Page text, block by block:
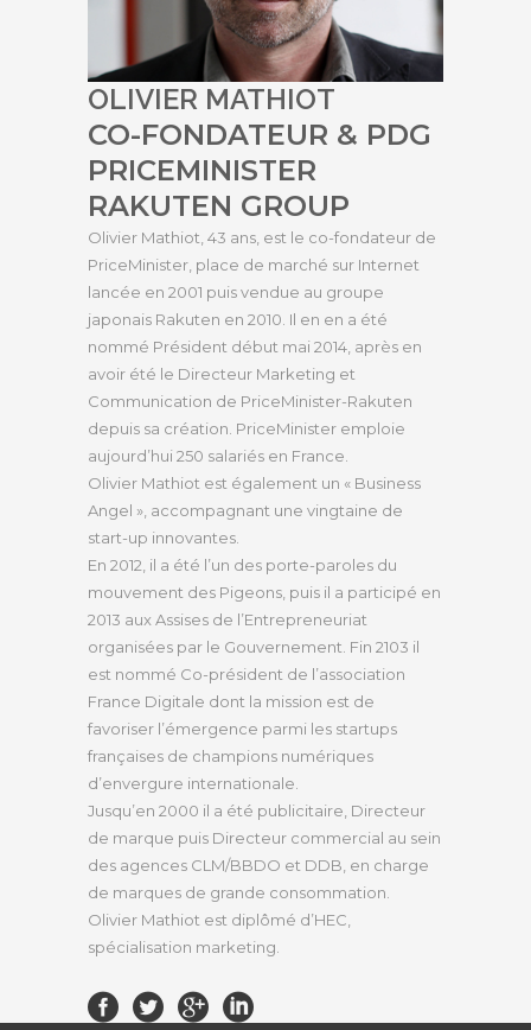
OLIVIER MATHIOT
CO-FONDATEUR & PDG
PRICEMINISTER
RAKUTEN GROUP
Olivier Mathiot, 43 ans, est le co-fondateur de
PriceMinister, place de marché sur Internet
lancée en 2001 puis vendue au groupe
japonais Rakuten en 2010. Il en en a été
nommé Président début mai 2014, après en
avoir été le Directeur Marketing et
Communication de PriceMinister-Rakuten
depuis sa création. PriceMinister emploie
aujourd’hui 250 salariés en France.
Olivier Mathiot est également un « Business
Angel », accompagnant une vingtaine de
start-up innovantes.
En 2012, il a été l’un des porte-paroles du
mouvement des Pigeons, puis il a participé en
2013 aux Assises de l’Entrepreneuriat
organisées par le Gouvernement. Fin 2103 il
est nommé Co-président de l’association
France Digitale dont la mission est de
favoriser l’émergence parmi les startups
françaises de champions numériques
d’envergure internationale.
Jusqu’en 2000 il a été publicitaire, Directeur
de marque puis Directeur commercial au sein
des agences CLM/BBDO et DDB, en charge
de marques de grande consommation.
Olivier Mathiot est diplômé d’HEC,
spécialisation marketing.